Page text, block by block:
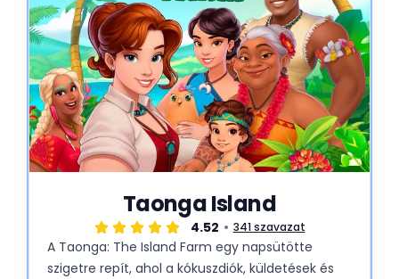
Taonga Island
4.52 341 szavazat
A Taonga: The Island Farm egy napsütötte
szigetre repít, ahol a kókuszdiók, küldetések és